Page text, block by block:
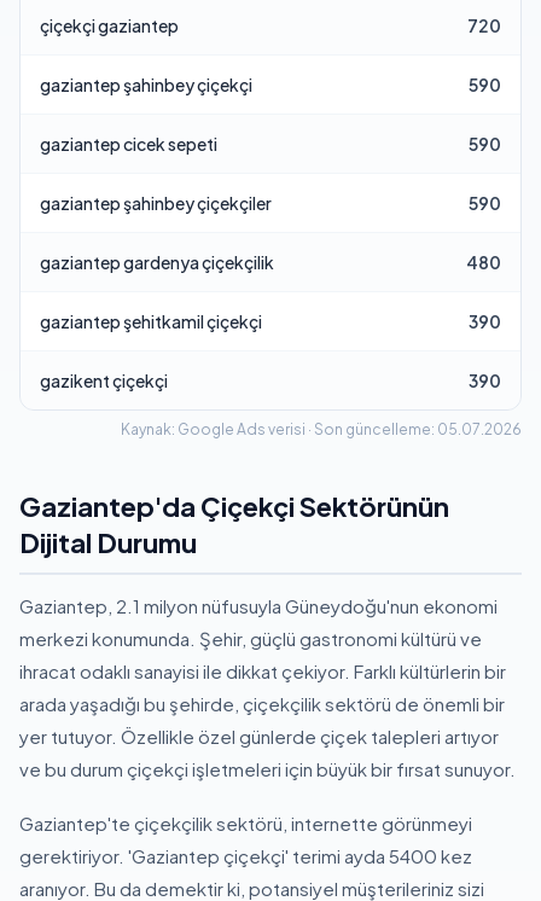
çiçekçi gaziantep 720
gaziantep şahinbey çiçekçi 590
gaziantep cicek sepeti 590
gaziantep şahinbey çiçekçiler 590
gaziantep gardenya çiçekçilik 480
gaziantep şehitkamil çiçekçi 390
gazikent çiçekçi 390
Kaynak: Google Ads verisi · Son güncelleme: 05.07.2026
Gaziantep'da Çiçekçi Sektörünün
Dijital Durumu
Gaziantep, 2.1 milyon nüfusuyla Güneydoğu'nun ekonomi
merkezi konumunda. Şehir, güçlü gastronomi kültürü ve
ihracat odaklı sanayisi ile dikkat çekiyor. Farklı kültürlerin bir
arada yaşadığı bu şehirde, çiçekçilik sektörü de önemli bir
yer tutuyor. Özellikle özel günlerde çiçek talepleri artıyor
ve bu durum çiçekçi işletmeleri için büyük bir fırsat sunuyor.
Gaziantep'te çiçekçilik sektörü, internette görünmeyi
gerektiriyor. 'Gaziantep çiçekçi' terimi ayda 5400 kez
aranıyor. Bu da demektir ki, potansiyel müşterileriniz sizi